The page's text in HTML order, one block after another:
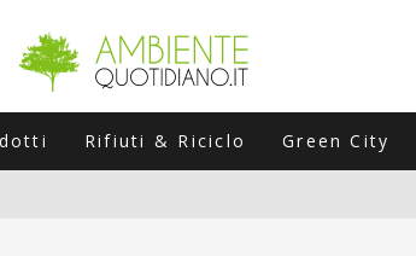
Rifiuti & Riciclo Green City